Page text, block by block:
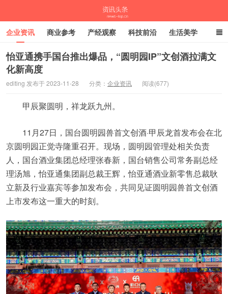
资讯头条
企业资讯 商业参考 产经观察 科技前沿 生活美学
时尚潮流 母婴亲子 专栏
怡亚通携手国台推出爆品，“圆明园IP”文创酒拉满文
化新高度
editing 发布于 2023-11-28 分类： 企业资讯 阅读(677)
甲辰聚圆明，祥龙跃九州。
11月27日，国台圆明园兽首文创酒·甲辰龙首发布会在北
京圆明园正觉寺隆重召开。现场，圆明园管理处相关负责
人，国台酒业集团总经理张春新，国台销售公司常务副总经
理汤旭，怡亚通集团副总裁王辉，怡亚通酒业新零售总裁耿
立新及行业嘉宾等参加发布会，共同见证圆明园兽首文创酒
上市发布这一重大的时刻。